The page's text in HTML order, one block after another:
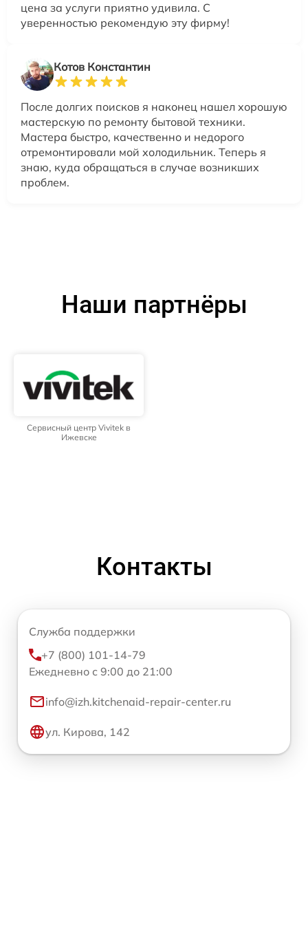
цена за услуги приятно удивила. С
уверенностью рекомендую эту фирму!
Котов Константин
После долгих поисков я наконец нашел хорошую
мастерскую по ремонту бытовой техники.
Мастера быстро, качественно и недорого
отремонтировали мой холодильник. Теперь я
знаю, куда обращаться в случае возникших
проблем.
Наши партнёры
Сервисный центр Vivitek в
Ижевске
Контакты
Служба поддержки
+7 (800) 101-14-79
Ежедневно с 9:00 до 21:00
info@izh.kitchenaid-repair-center.ru
ул. Кирова, 142